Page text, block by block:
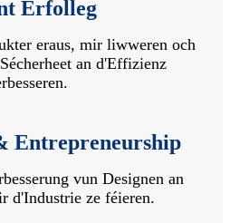
Erfolleg
eraus, mir liwweren och
an d'Effizienz
Entrepreneurship
vun Designen an
d'Industrie ze féieren.